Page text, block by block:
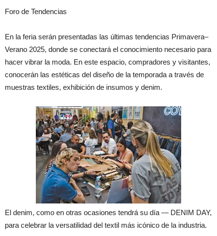
Foro de Tendencias
En la feria serán presentadas las últimas tendencias Primavera–
Verano 2025, donde se conectará el conocimiento necesario para
hacer vibrar la moda. En este espacio, compradores y visitantes,
conocerán las estéticas del diseño de la temporada a través de
muestras textiles, exhibición de insumos y denim.
El denim, como en otras ocasiones tendrá su día — DENIM DAY,
para celebrar la versatilidad del textil más icónico de la industria.